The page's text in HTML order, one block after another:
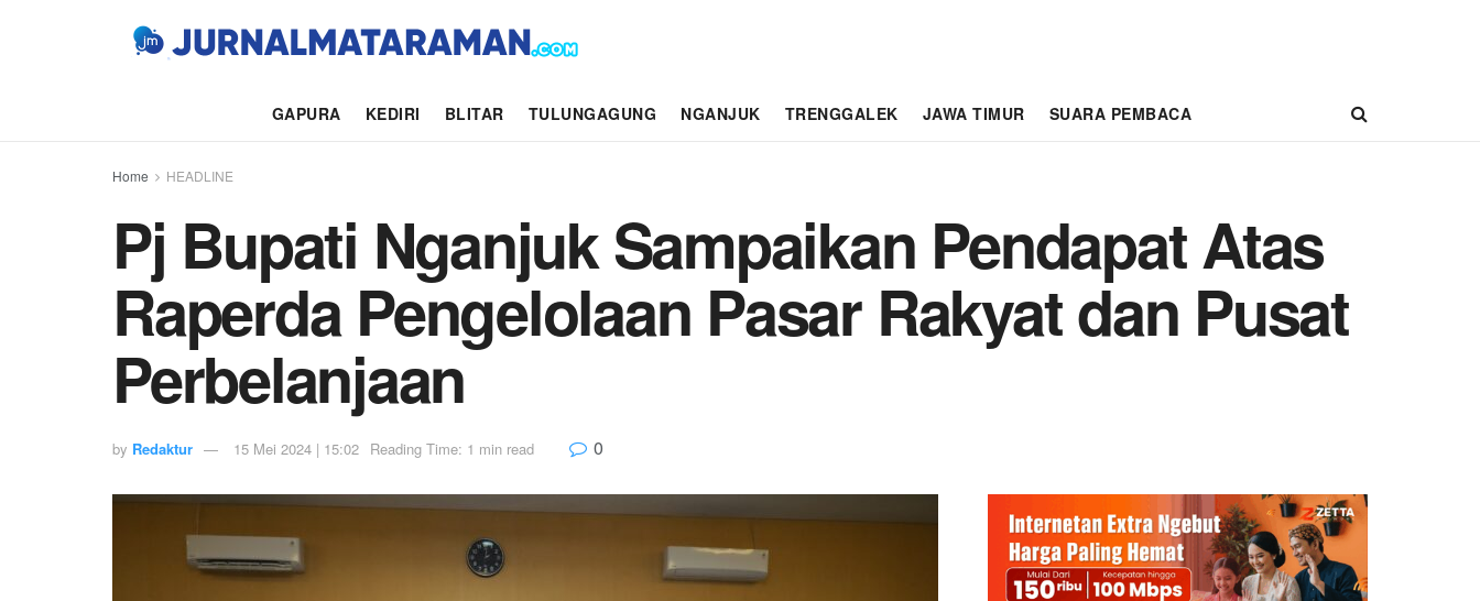
GAPURA KEDIRI BLITAR TULUNGAGUNG NGANJUK TRENGGALEK JAWA TIMUR SUARA PEMBACA
Home HEADLINE
Pj Bupati Nganjuk Sampaikan Pendapat Atas
Raperda Pengelolaan Pasar Rakyat dan Pusat
Perbelanjaan
by Redaktur 15 Mei 2024 | 15:02 Reading Time: 1 min read 0